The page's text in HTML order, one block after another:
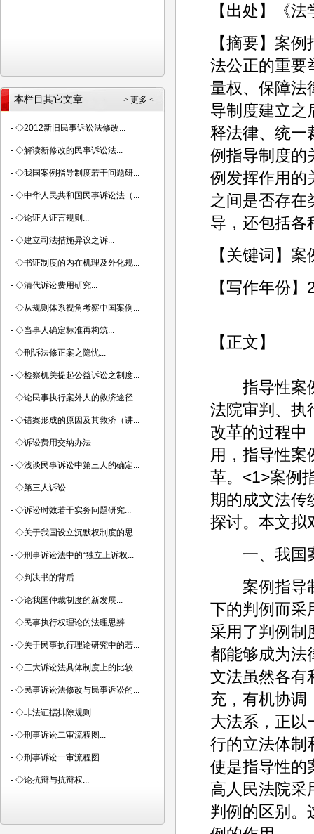
【出处】《
【摘要】案
法公正的重要
量权、保障法
导制度建立之
释法律、统一
例指导制度的
例发挥作用的
之间是否存在
导，还包括各
【关键词】
【写作年份
【正文】
指导性案例
法院审判、执
改革的过程中
用，指导性案
革。<1>案例
期的成文法传
探讨。本文拟
一、我国案
案例指导制
下的判例而采
采用了判例制
都能够成为法
文法虽然各有
充，有机协调
大法系，正以
行的立法体制
使是指导性的
高人民法院采
判例的区别。
> 更多 <
本栏目其它文章
- ◇2012新旧民事诉讼法修改...
- ◇解读新修改的民事诉讼法...
- ◇我国案例指导制度若干问题研...
- ◇中华人民共和国民事诉讼法（...
- ◇论证人证言规则...
- ◇建立司法措施异议之诉...
- ◇书证制度的内在机理及外化规...
- ◇清代诉讼费用研究...
- ◇从规则体系视角考察中国案例...
- ◇当事人确定标准再构筑...
- ◇刑诉法修正案之隐忧...
- ◇检察机关提起公益诉讼之制度...
- ◇论民事执行案外人的救济途径...
- ◇错案形成的原因及其救济（讲...
- ◇诉讼费用交纳办法...
- ◇浅谈民事诉讼中第三人的确定...
- ◇第三人诉讼...
- ◇诉讼时效若干实务问题研究...
- ◇关于我国设立沉默权制度的思...
- ◇刑事诉讼法中的“独立上诉权...
- ◇判决书的背后...
- ◇论我国仲裁制度的新发展...
- ◇民事执行权理论的法理思辨—...
- ◇关于民事执行理论研究中的若...
- ◇三大诉讼法具体制度上的比较...
- ◇民事诉讼法修改与民事诉讼的...
- ◇非法证据排除规则...
- ◇刑事诉讼二审流程图...
- ◇刑事诉讼一审流程图...
- ◇论抗辩与抗辩权...